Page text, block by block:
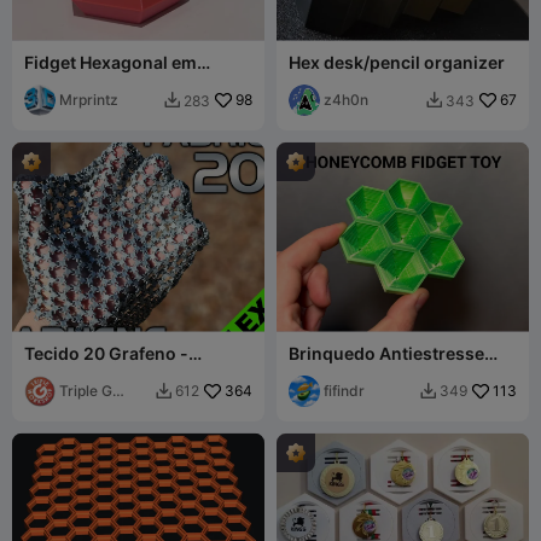
Fidget Hexagonal em
Camadas
Mrprintz  283 98
Hex desk/pencil organizer
z4h0n  343 67
Tecido 20 Grafeno -
Flexibilidade Extrema - 7
Modelos
Triple G
 612 364
Brinquedo Antiestresse
Favo de Mel
fifindr  349 113